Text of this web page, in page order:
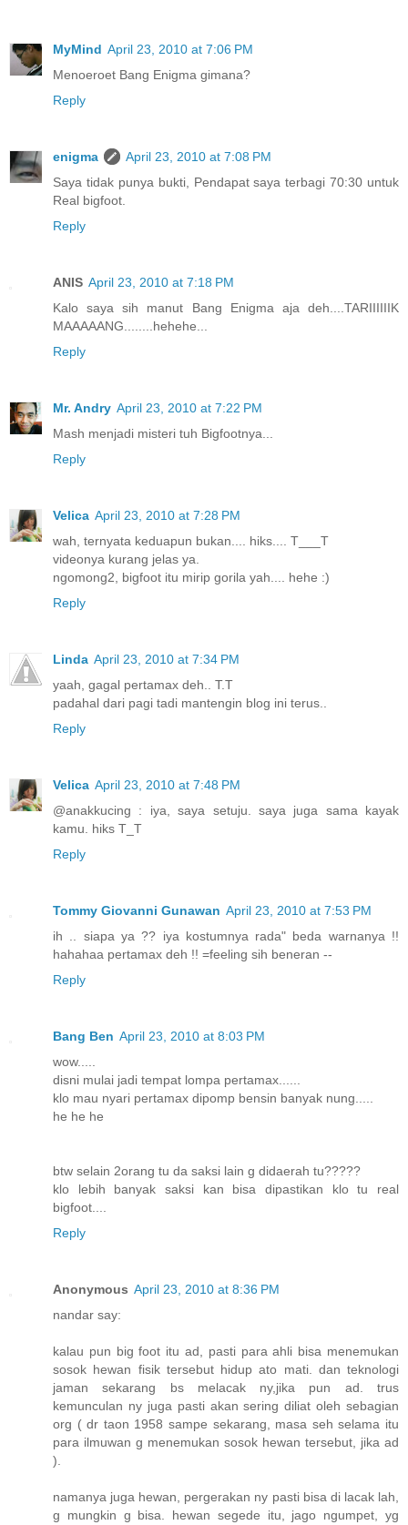
MyMind April 23, 2010 at 7:06 PM
Menoeroet Bang Enigma gimana?
Reply
enigma
April 23, 2010 at 7:08 PM
Saya tidak punya bukti, Pendapat saya terbagi 70:30 untuk
Real bigfoot.
Reply
ANIS April 23, 2010 at 7:18 PM
Kalo saya sih manut Bang Enigma aja deh....TARIIIIIIK
MAAAAANG........hehehe...
Reply
Mr. Andry April 23, 2010 at 7:22 PM
Mash menjadi misteri tuh Bigfootnya...
Reply
Velica April 23, 2010 at 7:28 PM
wah, ternyata keduapun bukan.... hiks.... T___T
videonya kurang jelas ya.
ngomong2, bigfoot itu mirip gorila yah.... hehe :)
Reply
Linda April 23, 2010 at 7:34 PM
yaah, gagal pertamax deh.. T.T
padahal dari pagi tadi mantengin blog ini terus..
Reply
Velica April 23, 2010 at 7:48 PM
@anakkucing : iya, saya setuju. saya juga sama kayak
kamu. hiks T_T
Reply
Tommy Giovanni Gunawan April 23, 2010 at 7:53 PM
ih .. siapa ya ?? iya kostumnya rada" beda warnanya !!
hahahaa pertamax deh !! =feeling sih beneran --
Reply
Bang Ben April 23, 2010 at 8:03 PM
wow.....
disni mulai jadi tempat lompa pertamax......
klo mau nyari pertamax dipomp bensin banyak nung.....
he he he
btw selain 2orang tu da saksi lain g didaerah tu?????
klo lebih banyak saksi kan bisa dipastikan klo tu real
bigfoot....
Reply
Anonymous April 23, 2010 at 8:36 PM
nandar say:
kalau pun big foot itu ad, pasti para ahli bisa menemukan
sosok hewan fisik tersebut hidup ato mati. dan teknologi
jaman sekarang bs melacak ny,jika pun ad. trus
kemunculan ny juga pasti akan sering diliat oleh sebagian
org ( dr taon 1958 sampe sekarang, masa seh selama itu
para ilmuwan g menemukan sosok hewan tersebut, jika ad
).
namanya juga hewan, pergerakan ny pasti bisa di lacak lah,
g mungkin g bisa. hewan segede itu, jago ngumpet, yg